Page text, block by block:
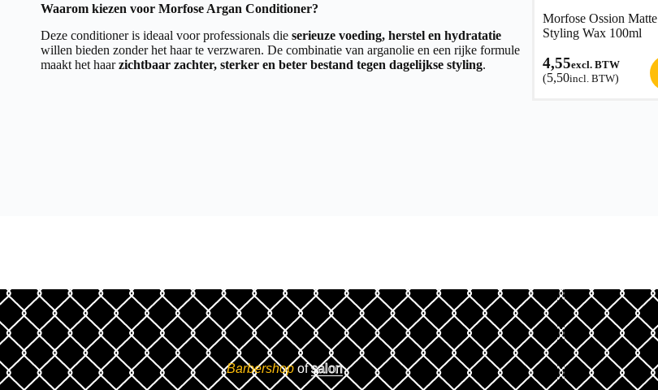
Waarom kiezen voor Morfose Argan Conditioner?
Deze conditioner is ideaal voor professionals die serieuze voeding, herstel en hydratatie
willen bieden zonder het haar te verzwaren. De combinatie van arganolie en een rijke formule
maakt het haarzichtbaar zachter, sterker en beter bestand tegen dagelijkse styling.
Morfose Ossion Matte
Styling Wax 100ml
4,55excl. BTW
(5,50incl. BTW)
Barbershop of salon